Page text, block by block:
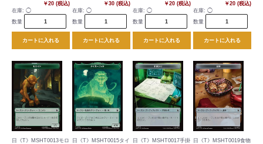
￥20 (税込)
在庫: ◯
数量
カートに入れる
￥30 (税込)
在庫: ◯
数量
カートに入れる
￥20 (税込)
在庫: ◯
数量
カートに入れる
￥20 (税込)
在庫: ◯
数量
カートに入れる
日《T》MSHT0013モロ
日《T》MSHT0015タイ
日《T》MSHT0017手掛
日《T》MSHT0019食物